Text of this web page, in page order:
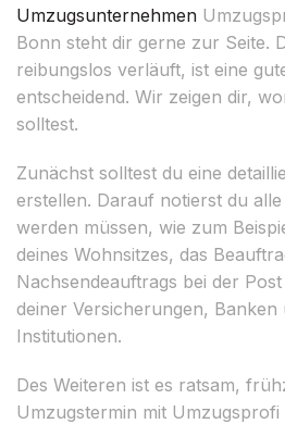
Umzugsunternehmen
Bonn steht dir gerne zur Seite.
reibungslos verläuft, ist eine
entscheidend. Wir zeigen dir,
solltest.
Zunächst solltest du eine
erstellen. Darauf notierst du
werden müssen, wie zum
deines Wohnsitzes, das
Nachsendeauftrags bei der
deiner Versicherungen,
Institutionen.
Des Weiteren ist es ratsam,
Umzugstermin mit